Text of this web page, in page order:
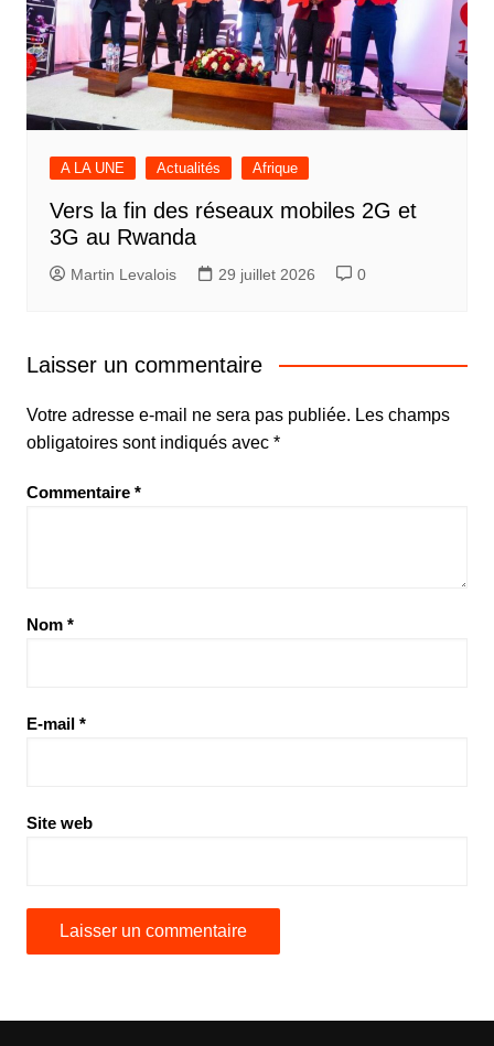
A LA UNE Actualités Afrique
Vers la fin des réseaux mobiles 2G et
3G au Rwanda
Martin Levalois 29 juillet 2026 0
Laisser un commentaire
Votre adresse e-mail ne sera pas publiée. Les champs
obligatoires sont indiqués avec *
Commentaire *
Nom *
E-mail *
Site web